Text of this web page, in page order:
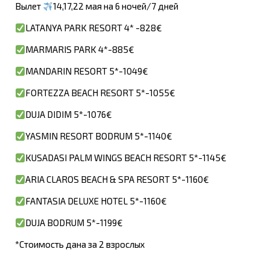
Вылет
14,17,22 мая на 6 ночей/7 дней
LATANYA PARK RESORT 4* -828€
MARMARIS PARK 4*-885€
MANDARIN RESORT 5*-1049€
FORTEZZA BEACH RESORT 5*-1055€
DUJA DIDIM 5*-1076€
YASMIN RESORT BODRUM 5*-1140€
KUSADASI PALM WINGS BEACH RESORT 5*-1145€
ARIA CLAROS BEACH & SPA RESORT 5*-1160€
FANTASIA DELUXE HOTEL 5*-1160€
DUJA BODRUM 5*-1199€
*Стоимость дана за 2 взрослых